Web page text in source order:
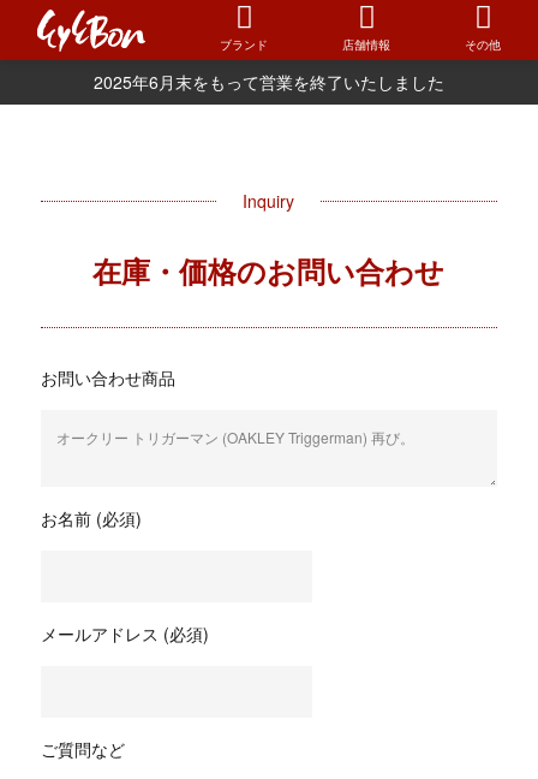
ブランド 店舗情報 その他
2025年6月末をもって営業を終了いたしました
Inquiry
在庫・価格のお問い合わせ
お問い合わせ商品
お名前 (必須)
メールアドレス (必須)
ご質問など